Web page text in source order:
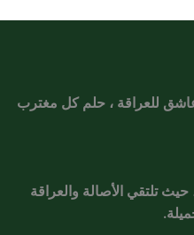
للعراقة ، حلم كل مغترب
تلتقي الأصالة والعراقة